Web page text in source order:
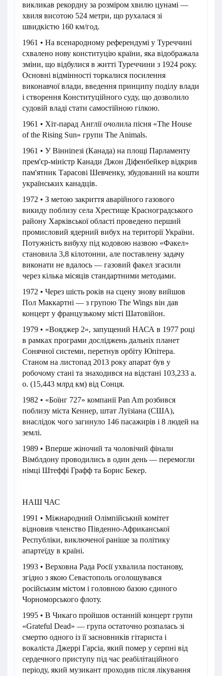
викликав рекордну за розміром хвилю цунамі —
хвиля висотою 524 метри, що рухалася зі
швидкістю 160 км/год.
1961 • На всенародному референдумі у Туреччині
схвалено нову конституцію країни, яка відображала
зміни, що відбулися в житті Туреччини з 1924 року.
Основні відмінності торкалися посилення
виконавчої влади, введення принципу поділу влади
і створення Конституційного суду, що дозволило
судовій владі стати самостійною гілкою.
1961 • Хіт-парад Англії очолила пісня «The House
of the Rising Sun» групи The Animals.
1961 • У Вінніпезі (Канада) на площі Парламенту
прем'єр-міністр Канади Джон Діфенбейкер відкрив
пам'ятник Тарасові Шевченку, збудований на кошти
українських канадців.
1972 • З метою закриття аварійного газового
викиду поблизу села Хрестище Красноградського
району Харківської області проведено перший
промисловий ядерний вибух на території України.
Потужність вибуху під кодовою назвою «Факел»
становила 3,8 кілотонни, але поставлену задачу
виконати не вдалось — газовий факел згасили
через кілька місяців стандартними методами.
1972 • Через шість років на сцену знову вийшов
Пол Маккартні — з групою The Wings він дав
концерт у французькому місті Шатовійон.
1979 • «Вояджер 2», запущений НАСА в 1977 році
в рамках програми досліджень дальніх планет
Сонячної системи, перетнув орбіту Юпітера.
Станом на листопад 2013 року апарат був у
робочому стані та знаходився на відстані 103,233 а.
о. (15,443 млрд км) від Сонця.
1982 • «Боїнг 727» компанії Pan Am розбився
поблизу міста Кеннер, штат Луїзіана (США),
внаслідок чого загинуло 146 пасажирів і 8 людей на
землі.
1989 • Вперше жіночий та чоловічий фінали
Вімблдону проводились в один день — перемогли
німці Штеффі Графф та Борис Бекер.
НАШ ЧАС
1991 • Міжнародний Олімпійський комітет
відновив членство Південно-Африканської
Республіки, виключеної раніше за політику
апартеїду в країні.
1993 • Верховна Рада Росії ухвалила постанову,
згідно з якою Севастополь оголошувався
російським містом і головною базою єдиного
Чорноморського флоту.
1995 • В Чикаго пройшов останній концерт групи
«Grateful Dead» — група остаточно розпалась зі
смертю одного із її засновників гітариста і
вокаліста Джеррі Гарсіа, який помер у серпні від
сердечного приступу під час реабілітаційного
періоду, який музикант проходив після лікування